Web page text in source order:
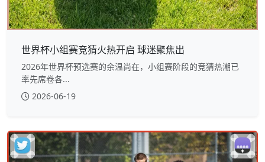
世界杯小组赛竞猜火热开启 球迷聚焦出
2026年世界杯预选赛的余温尚在，小组赛阶段的竞猜热潮已
率先席卷各...
2026-06-19